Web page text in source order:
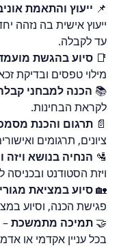
📌 ייעוץ והתאמת
ייעוץ אישית בה נזהה
עד לקבלה.
📑 סיוע בהגשת
מילוי טפסים ובדיקת
📚 הכנה למבחני
לקראת הבחינות.
📄 תרגום והכנת
ציונים, תרגומים
🛂 הנחיה בנושא ויזה
ויזת הסטודנט ובכניסה
🏡 סיוע במציאת
פגישת הכנה, וסיוע
🤝 תמיכה מתמשכת –
בכל עניין אקדמי או